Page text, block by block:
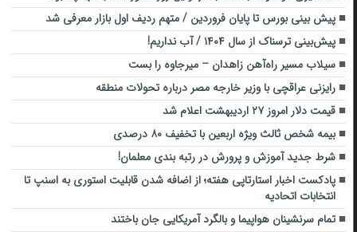
پیش بینی بورس تا پایان فروردین / متهم ردیف اول بازار معرفی شد
پیش‌بینی ترسناک از سال ۱۴۰۴ / آب نداریم!
سیلاب مسیر راه‌آهن زاهدان – میرجاوه را بست
رایزنی عراقچی با وزیر خارجه مصر درباره تحولات منطقه
قیمت دلار امروز ۲۷ اردیبهشت اعلام شد
بیمه شخص ثالث ویژه اربعین با تخفیف ۸۰ درصدی
شرط جدید آموزش و پرورش در رتبه بندی معلمان!
پادکست اخبار استارتاپی هفته؛ از اضافه شدن قابلیت استوری به اسنپ تا
انتخابات اتحادیه
تمام سرنشینان هواپیما و بالگرد آمریکایی جان باختند